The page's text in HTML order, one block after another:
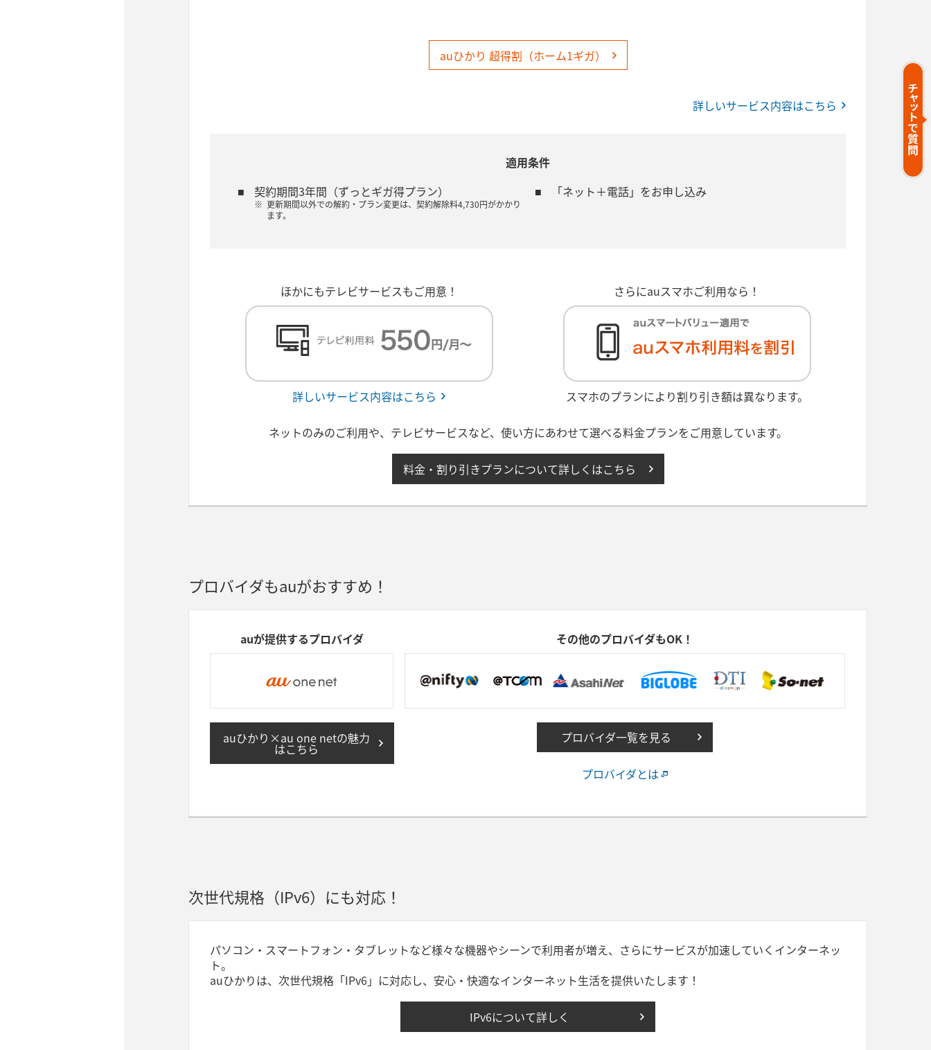
auひかり 超得割（ホーム1ギガ）
詳しいサービス内容はこちら
適用条件
契約期間3年間（ずっとギガ得プラン）
更新期間以外での解約・プラン変更は、契約解除料4,730円がかかり
ます。
「ネット＋電話」をお申し込み
ほかにもテレビサービスもご用意！
詳しいサービス内容はこちら
さらにauスマホご利用なら！
スマホのプランにより割り引き額は異なります。
ネットのみのご利用や、テレビサービスなど、使い方にあわせて選べる料金プランをご用意しています。
料金・割り引きプランについて詳しくはこちら
プロバイダもauがおすすめ！
auが提供するプロバイダ
auひかり×au one netの魅力
はこちら
その他のプロバイダもOK！
プロバイダ一覧を見る
プロバイダとは
次世代規格（IPv6）にも対応！
パソコン・スマートフォン・タブレットなど様々な機器やシーンで利用者が増え、さらにサービスが加速していくインターネッ
ト。
auひかりは、次世代規格「IPv6」に対応し、安心・快適なインターネット生活を提供いたします！
IPv6について詳しく